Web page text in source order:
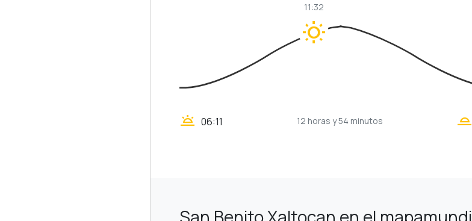
wb_sunny
11:32
wb_twilight 06:11 12 horas y 54 minutos wb_twilight_2